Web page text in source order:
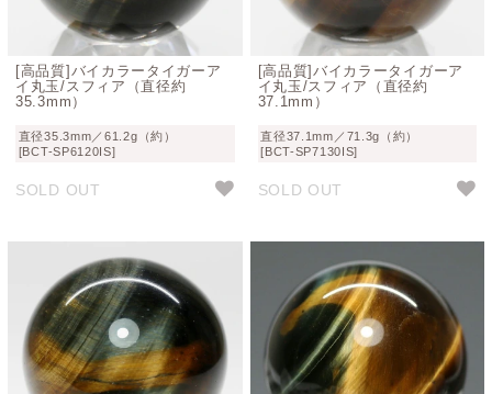
[高品質]バイカラータイガーア
イ丸玉/スフィア（直径約
35.3mm）
直径35.3mm／61.2g（約）
[BCT-SP6120IS]
SOLD OUT
[高品質]バイカラータイガーア
イ丸玉/スフィア（直径約
37.1mm）
直径37.1mm／71.3g（約）
[BCT-SP7130IS]
SOLD OUT